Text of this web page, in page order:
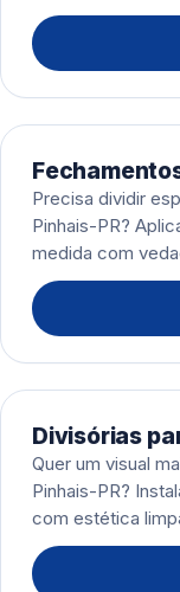
Precisa dividir
Pinhais-PR?
medida com
Divisórias
Quer um visual
Pinhais-PR?
com estética